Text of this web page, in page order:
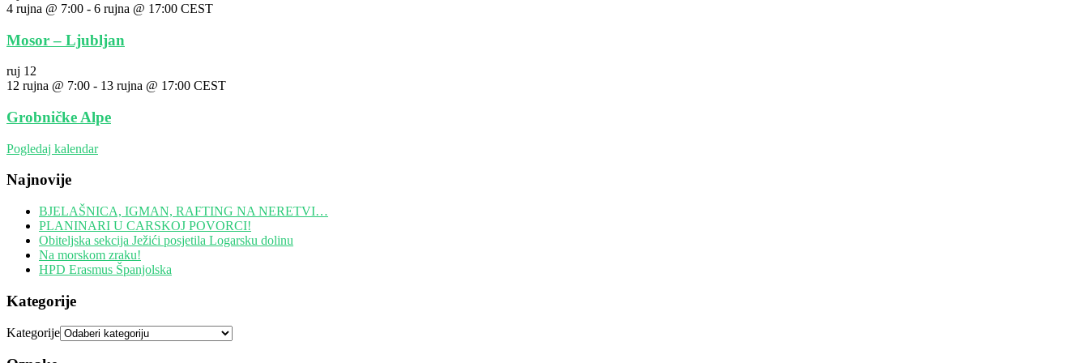
4 rujna @ 7:00 - 6 rujna @ 17:00 CEST
Mosor – Ljubljan
ruj 12
12 rujna @ 7:00 - 13 rujna @ 17:00 CEST
Grobničke Alpe
Pogledaj kalendar
Najnovije
BJELAŠNICA, IGMAN, RAFTING NA NERETVI…
PLANINARI U CARSKOJ POVORCI!
Obiteljska sekcija Ježići posjetila Logarsku dolinu
Na morskom zraku!
HPD Erasmus Španjolska
Kategorije
Kategorije